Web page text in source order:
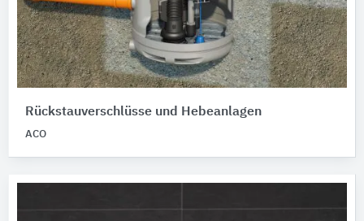
Rückstauverschlüsse und Hebeanlagen
ACO